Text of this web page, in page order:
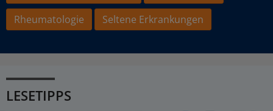
Rheumatologie
Seltene Erkrankungen
LESETIPPS